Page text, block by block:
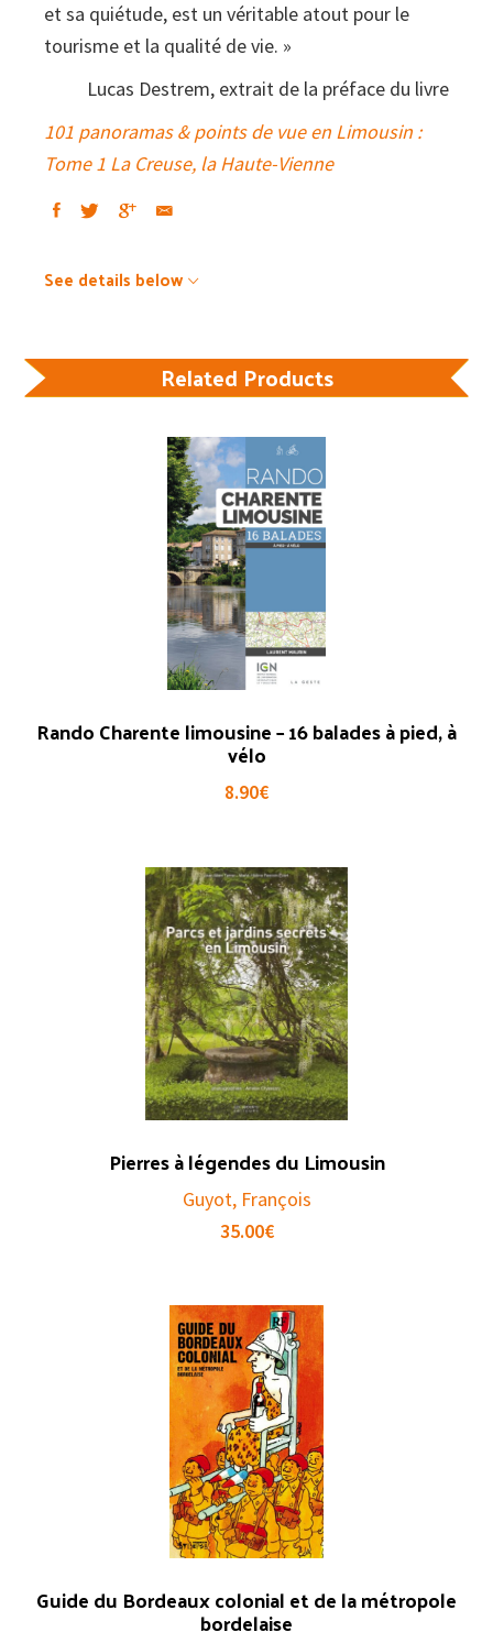
et sa quiétude, est un véritable atout pour le
tourisme et la qualité de vie. »
Lucas Destrem, extrait de la préface du livre
101 panoramas & points de vue en Limousin :
Tome 1 La Creuse, la Haute-Vienne
See details below
Related Products
Rando Charente limousine – 16 balades à pied, à
vélo
8.90€
Pierres à légendes du Limousin
Guyot, François
35.00€
Guide du Bordeaux colonial et de la métropole
bordelaise